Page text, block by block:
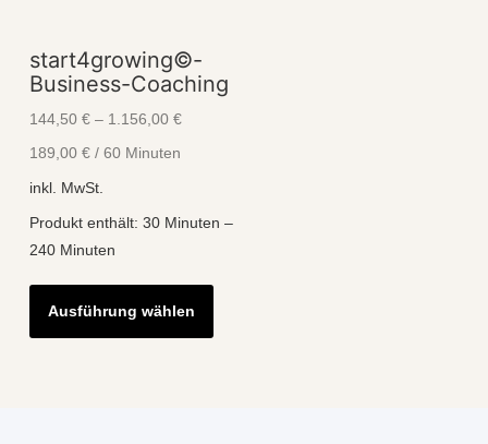
start4growing©-
Business-Coaching
144,50 €– 1.156,00 €
189,00 €/ 60 Minuten
inkl. MwSt.
Produkt enthält: 30 Minuten –
240 Minuten
Ausführung wählen
Dieses
weist